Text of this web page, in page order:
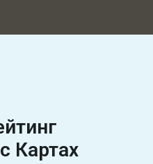
Картах